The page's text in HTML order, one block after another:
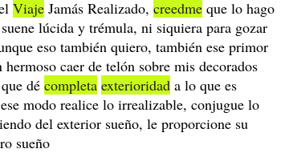
Viaje Jamás Realizado, creedme que lo hago
suene lúcida y trémula, ni siquiera para gozar
eso también quiero, también ese primor
caer de telón sobre mis decorados
dé completa exterioridad a lo que es
modo realice lo irrealizable, conjugue lo
del exterior sueño, le proporcione su
sueño